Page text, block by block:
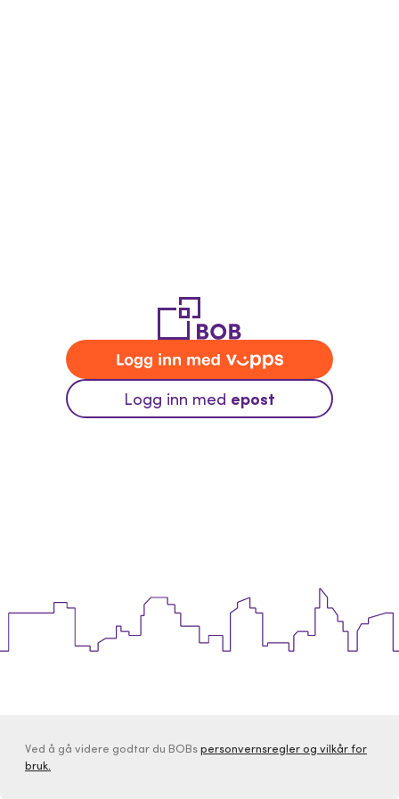
Logg inn med epost
Ved å gå videre godtar du BOBspersonvernsregler og vilkår for
bruk.